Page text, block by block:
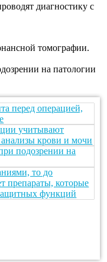
диагностику с
томографии.
на патологии